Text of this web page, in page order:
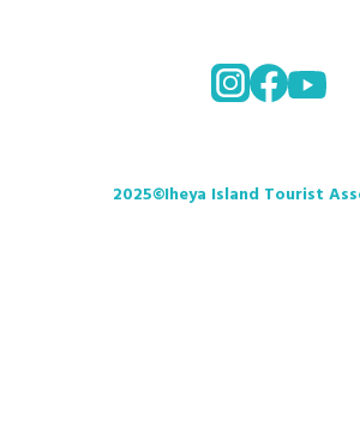
2025©Iheya Island Tourist